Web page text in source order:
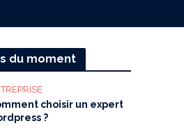
du moment
choisir un expert
?